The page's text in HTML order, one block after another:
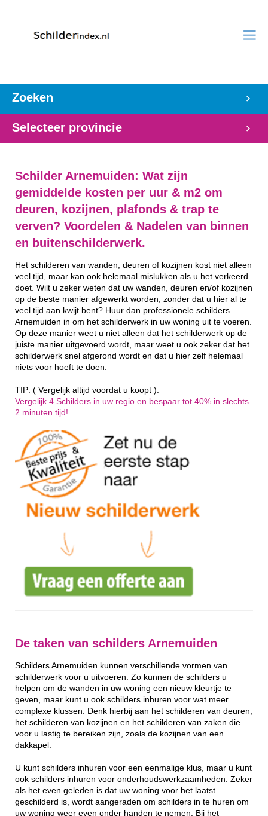
Zoeken
Selecteer provincie
Schilder Arnemuiden: Wat zijn
gemiddelde kosten per uur & m2 om
deuren, kozijnen, plafonds & trap te
verven? Voordelen & Nadelen van binnen
en buitenschilderwerk.
Het schilderen van wanden, deuren of kozijnen kost niet alleen
veel tijd, maar kan ook helemaal mislukken als u het verkeerd
doet. Wilt u zeker weten dat uw wanden, deuren en/of kozijnen
op de beste manier afgewerkt worden, zonder dat u hier al te
veel tijd aan kwijt bent? Huur dan professionele schilders
Arnemuiden in om het schilderwerk in uw woning uit te voeren.
Op deze manier weet u niet alleen dat het schilderwerk op de
juiste manier uitgevoerd wordt, maar weet u ook zeker dat het
schilderwerk snel afgerond wordt en dat u hier zelf helemaal
niets voor hoeft te doen.
TIP: ( Vergelijk altijd voordat u koopt ):
Vergelijk 4 Schilders in uw regio en bespaar tot 40% in slechts
2 minuten tijd!
De taken van schilders Arnemuiden
Schilders Arnemuiden kunnen verschillende vormen van
schilderwerk voor u uitvoeren. Zo kunnen de schilders u
helpen om de wanden in uw woning een nieuw kleurtje te
geven, maar kunt u ook schilders inhuren voor wat meer
complexe klussen. Denk hierbij aan het schilderen van deuren,
het schilderen van kozijnen en het schilderen van zaken die
voor u lastig te bereiken zijn, zoals de kozijnen van een
dakkapel.
U kunt schilders inhuren voor een eenmalige klus, maar u kunt
ook schilders inhuren voor onderhoudswerkzaamheden. Zeker
als het even geleden is dat uw woning voor het laatst
geschilderd is, wordt aangeraden om schilders in te huren om
uw woning weer even onder handen te nemen. Bij het